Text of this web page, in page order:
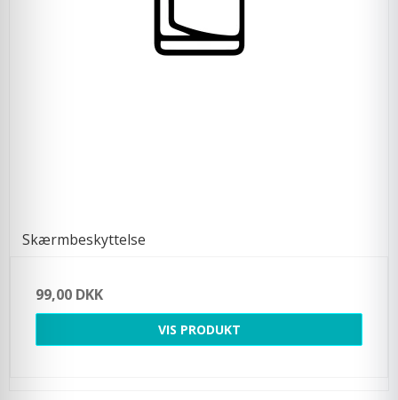
Skærmbeskyttelse
99,00 DKK
VIS PRODUKT